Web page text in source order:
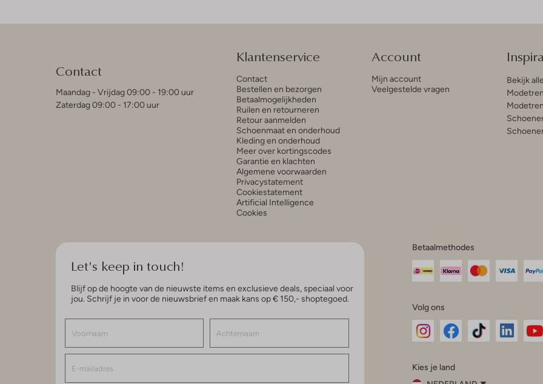
Contact
Maandag - Vrijdag 09:00 - 19:00 uur
Zaterdag 09:00 - 17:00 uur
Klantenservice
Contact
Bestellen en bezorgen
Betaalmogelijkheden
Ruilen en retourneren
Retour aanmelden
Schoenmaat en onderhoud
Kleding en onderhoud
Meer over kortingscodes
Garantie en klachten
Algemene voorwaarden
Privacystatement
Cookiestatement
Artificial Intelligence
Cookies
Account
Mijn account
Veelgestelde vragen
Bekijk
Let's keep in touch!
Blijf op de hoogte van de nieuwste items en exclusieve deals, speciaal voor
jou. Schrijf je in voor de nieuwsbrief en maak kans op € 150,- shoptegoed.
Betaalmethodes
Volg ons
InstagramFacebook
Kies je land